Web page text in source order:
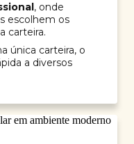
, onde
escolhem os
carteira.
única carteira, o
a diversos